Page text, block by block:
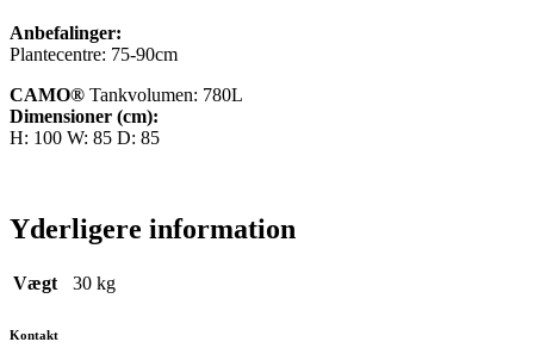
Anbefalinger:
Plantecentre: 75-90cm
CAMO® Tankvolumen: 780L
Dimensioner (cm):
H: 100 W: 85 D: 85
Yderligere information
Vægt 30 kg
Kontakt